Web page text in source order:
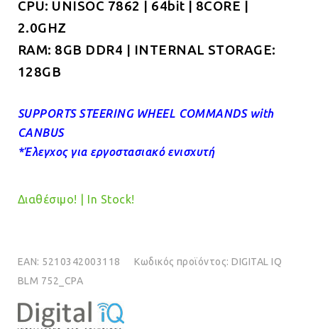
CPU: UNISOC 7862 | 64bit | 8CORE |
2.0GHZ
RAM: 8GB DDR4 | INTERNAL STORAGE:
128GB
SUPPORTS STEERING WHEEL COMMANDS with
CANBUS
*Έλεγχος για εργοστασιακό ενισχυτή
Διαθέσιμο! | In Stock!
EAN: 5210342003118 Κωδικός προϊόντος:DIGITAL IQ
BLM 752_CPA